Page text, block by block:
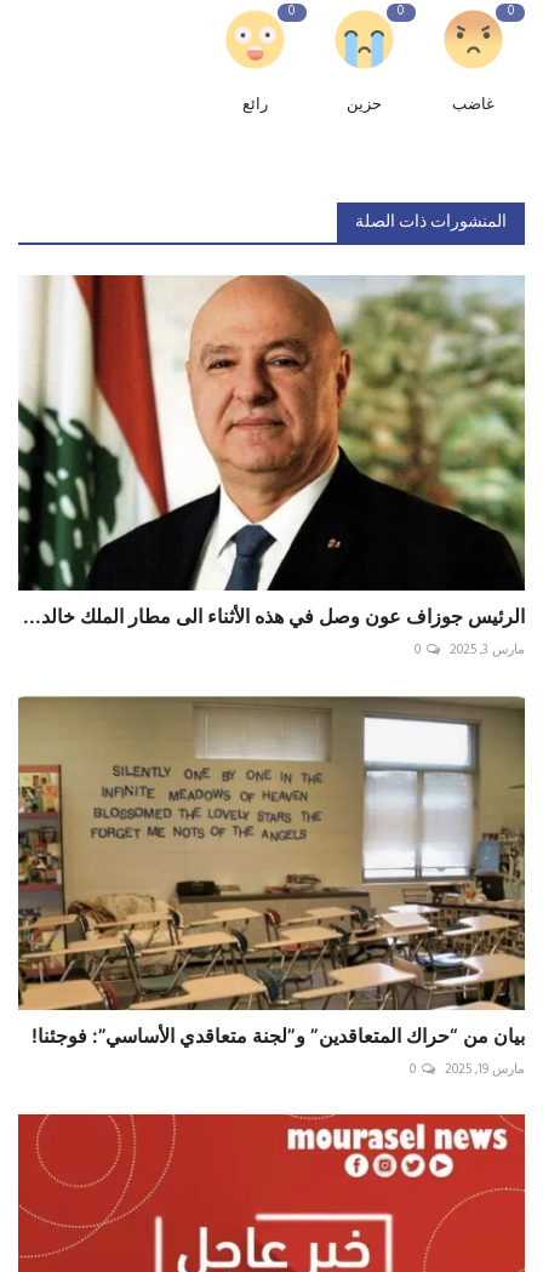
0
غاضب
0
حزين
0
رائع
المنشورات ذات الصلة
الرئيس جوزاف عون وصل في هذه الأثناء الى مطار الملك خالد...
مارس 3, 2025 0
بيان من “حراك المتعاقدين” و”لجنة متعاقدي الأساسي”: فوجئنا!
مارس 19, 2025 0